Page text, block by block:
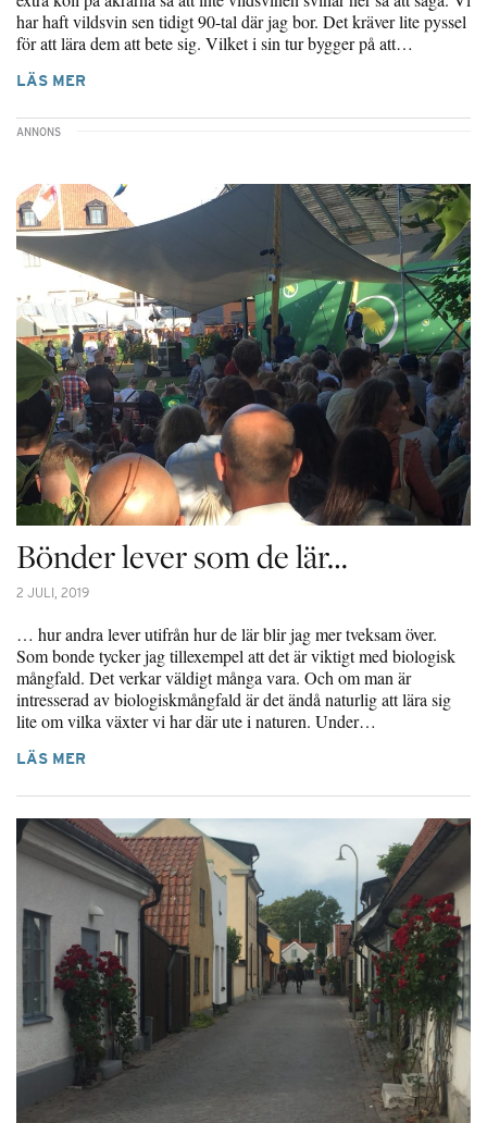
har haft vildsvin sen tidigt 90-tal där jag bor. Det kräver lite pyssel
för att lära dem att bete sig. Vilket i sin tur bygger på att…
LÄS MER
Bönder lever som de lär…
2 JULI, 2019
… hur andra lever utifrån hur de lär blir jag mer tveksam över.
Som bonde tycker jag tillexempel att det är viktigt med biologisk
mångfald. Det verkar väldigt många vara. Och om man är
intresserad av biologiskmångfald är det ändå naturlig att lära sig
lite om vilka växter vi har där ute i naturen. Under…
LÄS MER